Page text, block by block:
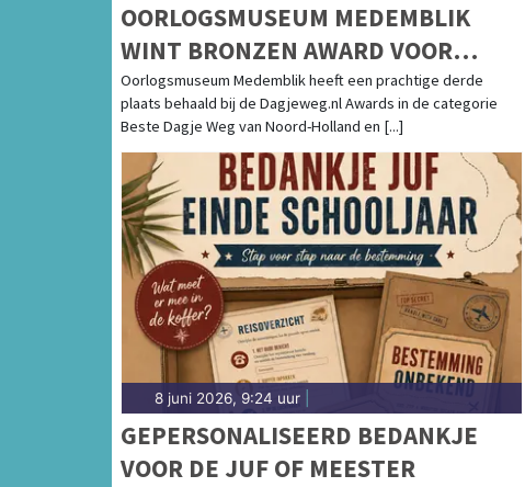
OORLOGSMUSEUM MEDEMBLIK
WINT BRONZEN AWARD VOOR
BESTE DAGJE WEG VAN NOORD-
HOLLAND!
Oorlogsmuseum Medemblik heeft een prachtige derde
plaats behaald bij de Dagjeweg.nl Awards in de categorie
Beste Dagje Weg van Noord-Holland en [...]
8 juni 2026, 9:24 uur
GEPERSONALISEERD BEDANKJE
VOOR DE JUF OF MEESTER